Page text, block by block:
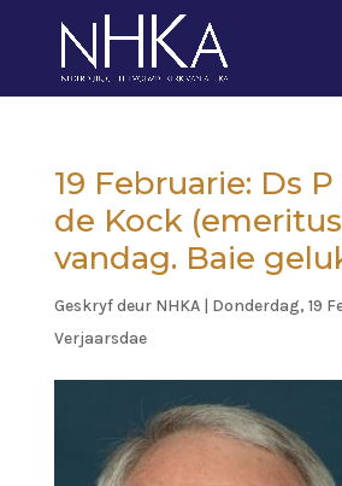
19 Februarie: Ds
de Kock
vandag. Baie
Geskryf deur NHKA| Donderdag, 19
Verjaarsdae